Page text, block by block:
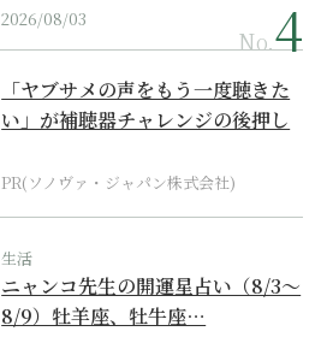
2026/08/03
No.
「ヤブサメの声をもう一度聴きた
い」が補聴器チャレンジの後押し
PR(ソノヴァ・ジャパン株式会社)
生活
ニャンコ先生の開運星占い（8/3～
8/9）牡羊座、牡牛座…